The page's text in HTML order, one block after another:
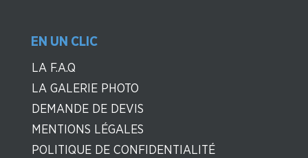
EN UN CLIC
LA F.A.Q
LA GALERIE PHOTO
DEMANDE DE DEVIS
MENTIONS LÉGALES
POLITIQUE DE CONFIDENTIALITÉ